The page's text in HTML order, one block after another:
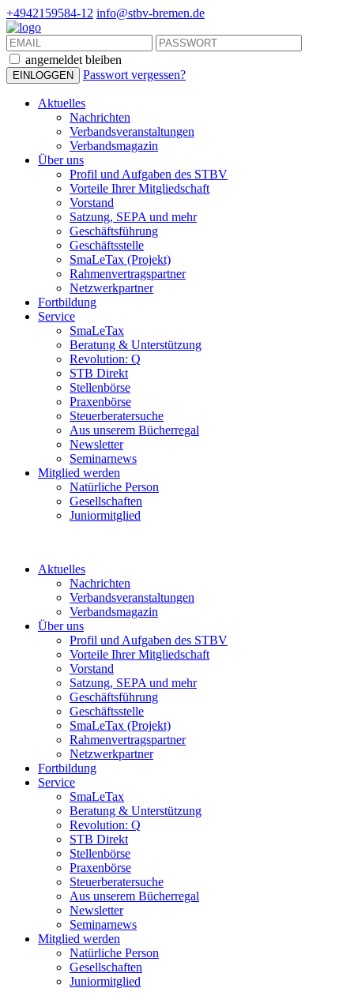
+4942159584-12 info@stbv-bremen.de
angemeldet bleiben
Passwort vergessen?
Aktuelles
Nachrichten
Verbandsveranstaltungen
Verbandsmagazin
Über uns
Profil und Aufgaben des STBV
Vorteile Ihrer Mitgliedschaft
Vorstand
Satzung, SEPA und mehr
Geschäftsführung
Geschäftsstelle
SmaLeTax (Projekt)
Rahmenvertragspartner
Netzwerkpartner
Fortbildung
Service
SmaLeTax
Beratung & Unterstützung
Revolution: Q
STB Direkt
Stellenbörse
Praxenbörse
Steuerberatersuche
Aus unserem Bücherregal
Newsletter
Seminarnews
Mitglied werden
Natürliche Person
Gesellschaften
Juniormitglied
Aktuelles
Nachrichten
Verbandsveranstaltungen
Verbandsmagazin
Über uns
Profil und Aufgaben des STBV
Vorteile Ihrer Mitgliedschaft
Vorstand
Satzung, SEPA und mehr
Geschäftsführung
Geschäftsstelle
SmaLeTax (Projekt)
Rahmenvertragspartner
Netzwerkpartner
Fortbildung
Service
SmaLeTax
Beratung & Unterstützung
Revolution: Q
STB Direkt
Stellenbörse
Praxenbörse
Steuerberatersuche
Aus unserem Bücherregal
Newsletter
Seminarnews
Mitglied werden
Natürliche Person
Gesellschaften
Juniormitglied